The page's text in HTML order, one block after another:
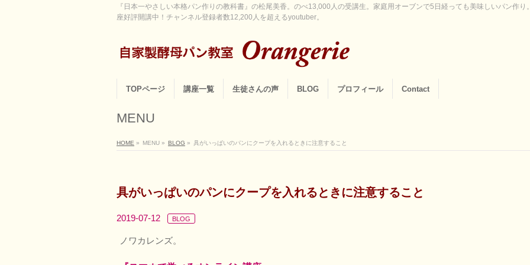
『日本一やさしい本格パン作りの教科書』の松尾美香。のべ13,000人の受講生。家庭用オーブンで5日経っても美味しいパン作
座好評開講中！チャンネル登録者数12,200人を超えるyoutuber。
TOPページ 講座一覧 生徒さんの声 BLOG プロフィール Contact
MENU
HOME » MENU » BLOG » 具がいっぱいのパンにクープを入れるときに注意すること
具がいっぱいのパンにクープを入れるときに注意すること
2019-07-12 BLOG
ノワカレンズ。